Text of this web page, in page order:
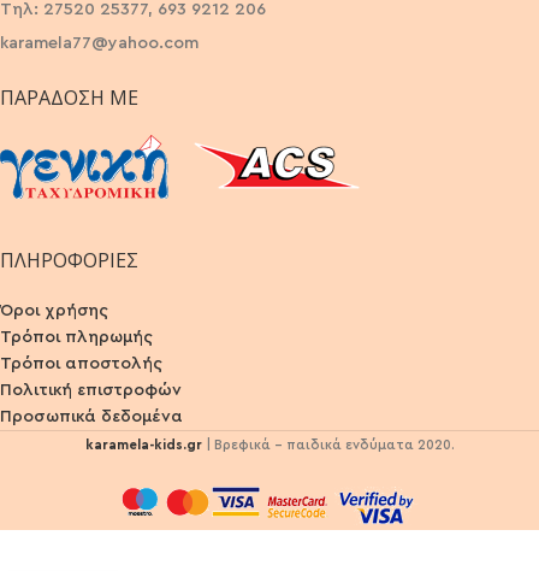
Τηλ: 27520 25377, 693 9212 206
karamela77@yahoo.com
ΠΑΡΆΔΟΣΗ ΜΕ
ΠΛΗΡΟΦΟΡΙΕΣ
Όροι χρήσης
Τρόποι πληρωμής
Τρόποι αποστολής
Πολιτική επιστροφών
Προσωπικά δεδομένα
karamela-kids.gr | Βρεφικά - παιδικά ενδύματα 2020.